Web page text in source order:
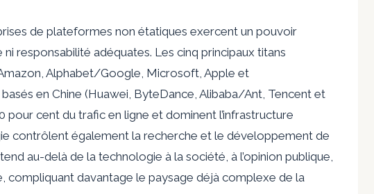
de plateformes non étatiques exercent un pouvoir
responsabilité adéquates. Les cinq principaux titans
Alphabet/Google, Microsoft, Apple et
en Chine (Huawei, ByteDance, Alibaba/Ant, Tencent et
cent du trafic en ligne et dominent l’infrastructure
contrôlent également la recherche et le développement de
au-delà de la technologie à la société, à l’opinion publique,
compliquant davantage le paysage déjà complexe de la